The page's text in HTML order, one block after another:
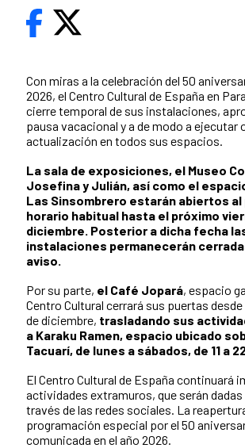
Con miras a la celebración del 50
2026, el Centro Cultural de España en
cierre temporal de sus instalaciones,
pausa vacacional y a de modo a ejecutar
actualización en todos sus espacios.
La sala de exposiciones, el Museo
Josefina y Julián, así como el
Las Sinsombrero estarán abiertos al
horario habitual hasta el próximo
diciembre. Posterior a dicha fecha
instalaciones permanecerán
aviso.
Por su parte, el Café Jopará, espacio
Centro Cultural cerrará sus puertas
de diciembre, trasladando sus
a Karaku Ramen, espacio ubicado
Tacuarí, de lunes a sábados, de 11 a
El Centro Cultural de España continuará
actividades extramuros, que serán dadas
través de las redes sociales. La
programación especial por el 50
comunicada en el año 2026.